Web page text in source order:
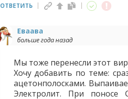
ОТВЕТИТЬ
Еваава
больше года назад
Мы тоже перенесли этот
Хочу добавить по теме:
ацетонполосками.
Электролит. При поносе